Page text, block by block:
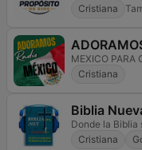
Cristiana
MEXICO PARA
Cristiana
Biblia
Donde la Biblia
Cristiana